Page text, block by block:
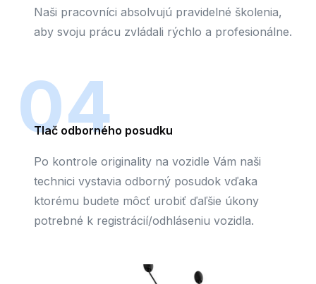
Naši pracovníci absolvujú pravidelné školenia,
aby svoju prácu zvládali rýchlo a profesionálne.
04
Tlač odborného posudku
Po kontrole originality na vozidle Vám naši
technici vystavia odborný posudok vďaka
ktorému budete môcť urobiť ďaľšie úkony
potrebné k registrácií/odhláseniu vozidla.